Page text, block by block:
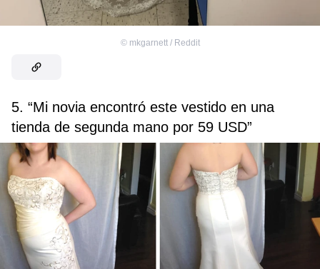
© mkgarnett / Reddit
5. “Mi novia encontró este vestido en una
tienda de segunda mano por 59 USD”